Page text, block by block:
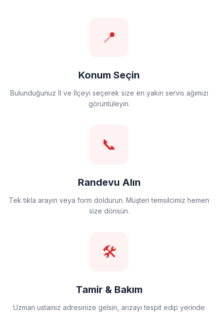
📍
Konum Seçin
Bulunduğunuz İl ve İlçeyi seçerek size en yakın servis ağımızı
görüntüleyin.
📞
Randevu Alın
Tek tıkla arayın veya form doldurun. Müşteri temsilcimiz hemen
size dönsün.
🛠️
Tamir & Bakım
Uzman ustamız adresinize gelsin, arızayı tespit edip yerinde